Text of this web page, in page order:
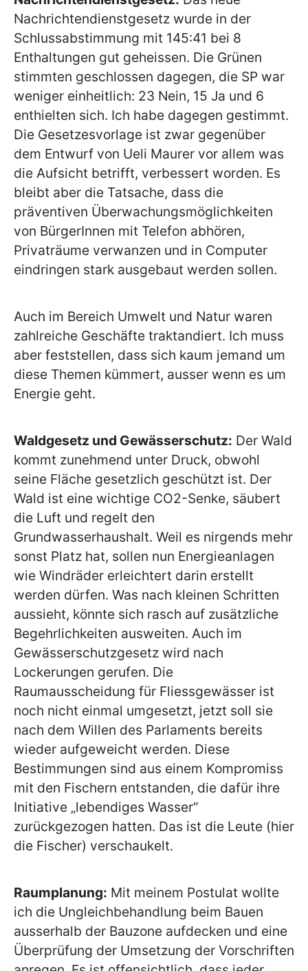
Nachrichtendienstgesetz wurde in der
Schlussabstimmung mit 145:41 bei 8
Enthaltungen gut geheissen. Die Grünen
stimmten geschlossen dagegen, die SP war
weniger einheitlich: 23 Nein, 15 Ja und 6
enthielten sich. Ich habe dagegen gestimmt.
Die Gesetzesvorlage ist zwar gegenüber
dem Entwurf von Ueli Maurer vor allem was
die Aufsicht betrifft, verbessert worden. Es
bleibt aber die Tatsache, dass die
präventiven Überwachungsmöglichkeiten
von BürgerInnen mit Telefon abhören,
Privaträume verwanzen und in Computer
eindringen stark ausgebaut werden sollen.
Auch im Bereich Umwelt und Natur waren
zahlreiche Geschäfte traktandiert. Ich muss
aber feststellen, dass sich kaum jemand um
diese Themen kümmert, ausser wenn es um
Energie geht.
Waldgesetz und Gewässerschutz: Der Wald
kommt zunehmend unter Druck, obwohl
seine Fläche gesetzlich geschützt ist. Der
Wald ist eine wichtige CO2-Senke, säubert
die Luft und regelt den
Grundwasserhaushalt. Weil es nirgends mehr
sonst Platz hat, sollen nun Energieanlagen
wie Windräder erleichtert darin erstellt
werden dürfen. Was nach kleinen Schritten
aussieht, könnte sich rasch auf zusätzliche
Begehrlichkeiten ausweiten. Auch im
Gewässerschutzgesetz wird nach
Lockerungen gerufen. Die
Raumausscheidung für Fliessgewässer ist
noch nicht einmal umgesetzt, jetzt soll sie
nach dem Willen des Parlaments bereits
wieder aufgeweicht werden. Diese
Bestimmungen sind aus einem Kompromiss
mit den Fischern entstanden, die dafür ihre
Initiative „lebendiges Wasser“
zurückgezogen hatten. Das ist die Leute (hier
die Fischer) verschaukelt.
Raumplanung: Mit meinem Postulat wollte
ich die Ungleichbehandlung beim Bauen
ausserhalb der Bauzone aufdecken und eine
Überprüfung der Umsetzung der Vorschriften